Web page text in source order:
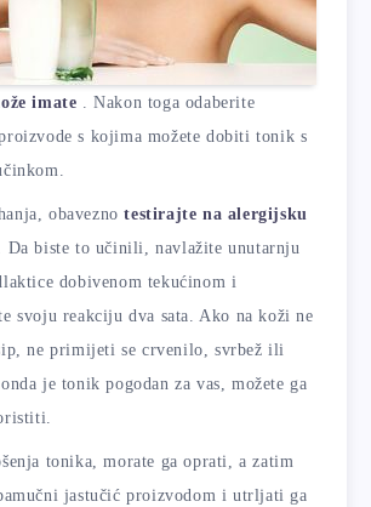
imate . Nakon toga odaberite
s kojima možete dobiti tonik s
obaveznotestirajte na alergijsku
Da biste to učinili, navlažite unutarnju
dobivenom tekućinom i
svoju reakciju dva sata. Ako na koži ne
ne primijeti se crvenilo, svrbež ili
je tonik pogodan za vas, možete ga
tonika, morate ga oprati, a zatim
jastučić proizvodom i utrljati ga